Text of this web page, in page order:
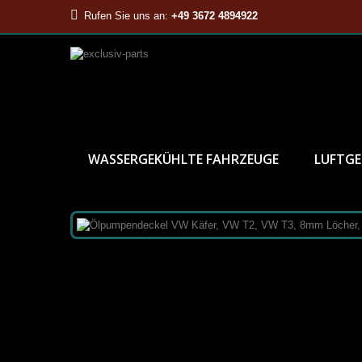
Rufen Sie uns an: +49 3672 4894922
WASSERGEKÜHLTE FAHRZEUGE